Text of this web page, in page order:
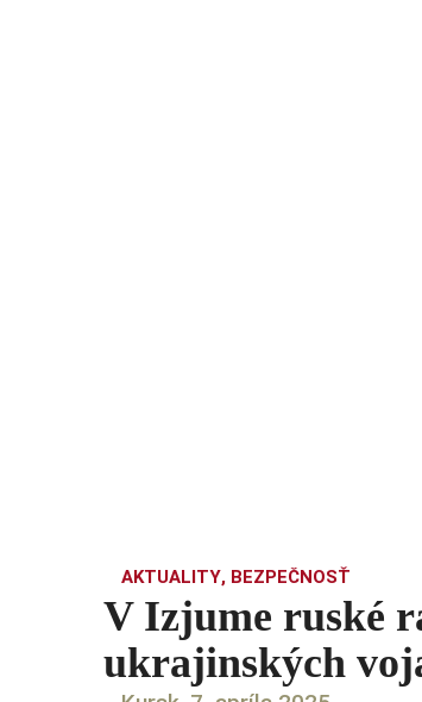
AKTUALITY, BEZPEČNOSŤ
V Izjume ruské
ukrajinských